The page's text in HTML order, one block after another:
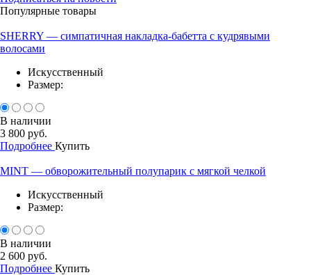
Популярные товары
SHERRY — симпатичная накладка-бабетта с кудрявыми
волосами
Искусственный
Размер:
В наличии
3 800 руб.
Подробнее Купить
MINT — обворожительный полупарик с мягкой челкой
Искусственный
Размер:
В наличии
2 600 руб.
Подробнее Купить